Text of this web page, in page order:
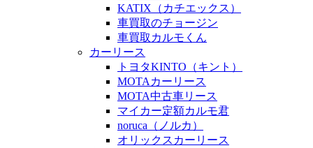
KATIX（カチエックス）
車買取のチョージン
車買取カルモくん
カーリース
トヨタKINTO（キント）
MOTAカーリース
MOTA中古車リース
マイカー定額カルモ君
noruca（ノルカ）
オリックスカーリース